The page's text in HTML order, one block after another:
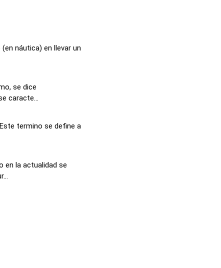
náutica) en llevar un
se dice
caracte...
termino se define a
en la actualidad se